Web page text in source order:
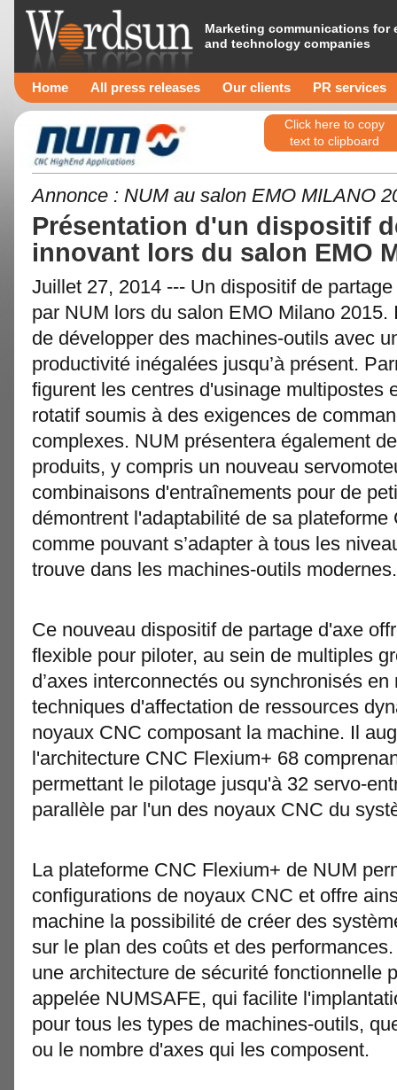
Marketing communications for
and technology companies
Home All press releases Our clients PR services
Click here to copy
text to clipboard
Annonce : NUM au salon EMO MILANO
Présentation d'un dispositif
innovant lors du salon EMO
Juillet 27, 2014 --- Un dispositif de
par NUM lors du salon EMO Milano
de développer des machines-outils avec
productivité inégalées jusqu’à présent.
figurent les centres d'usinage multipostes
rotatif soumis à des exigences de
complexes. NUM présentera également
produits, y compris un nouveau
combinaisons d'entraînements pour de
démontrent l'adaptabilité de sa
comme pouvant s’adapter à tous les
trouve dans les machines-outils modernes.
Ce nouveau dispositif de partage d'axe
flexible pour piloter, au sein de multiples
d’axes interconnectés ou synchronisés
techniques d'affectation de ressources
noyaux CNC composant la machine. Il
l'architecture CNC Flexium+ 68
permettant le pilotage jusqu'à 32 servo-
parallèle par l'un des noyaux CNC du
La plateforme CNC Flexium+ de NUM
configurations de noyaux CNC et offre
machine la possibilité de créer des
sur le plan des coûts et des
une architecture de sécurité fonctionnelle
appelée NUMSAFE, qui facilite
pour tous les types de machines-outils,
ou le nombre d'axes qui les composent.